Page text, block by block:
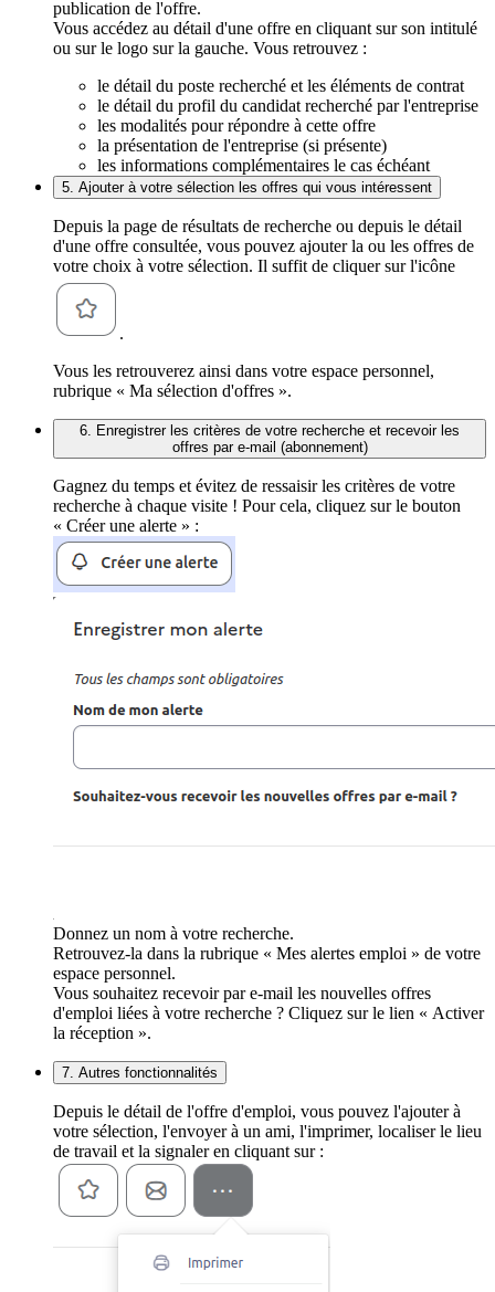
publication de l'offre.
Vous accédez au détail d'une offre en cliquant sur son intitulé
ou sur le logo sur la gauche. Vous retrouvez :
le détail du poste recherché et les éléments de contrat
le détail du profil du candidat recherché par l'entreprise
les modalités pour répondre à cette offre
la présentation de l'entreprise (si présente)
les informations complémentaires le cas échéant
5. Ajouter à votre sélection les offres qui vous intéressent
Depuis la page de résultats de recherche ou depuis le détail
d'une offre consultée, vous pouvez ajouter la ou les offres de
votre choix à votre sélection. Il suffit de cliquer sur l'icône
.
Vous les retrouverez ainsi dans votre espace personnel,
rubrique « Ma sélection d'offres ».
6. Enregistrer les critères de votre recherche et recevoir les
offres par e-mail (abonnement)
Gagnez du temps et évitez de ressaisir les critères de votre
recherche à chaque visite ! Pour cela, cliquez sur le bouton
« Créer une alerte » :
Donnez un nom à votre recherche.
Retrouvez-la dans la rubrique « Mes alertes emploi » de votre
espace personnel.
Vous souhaitez recevoir par e-mail les nouvelles offres
d'emploi liées à votre recherche ? Cliquez sur le lien « Activer
la réception ».
7. Autres fonctionnalités
Depuis le détail de l'offre d'emploi, vous pouvez l'ajouter à
votre sélection, l'envoyer à un ami, l'imprimer, localiser le lieu
de travail et la signaler en cliquant sur :